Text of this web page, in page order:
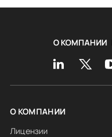
О КОМПАНИИ
О КОМПАНИИ
Лицензии